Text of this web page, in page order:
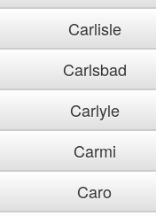
Carlisle
Carlsbad
Carlyle
Carmi
Caro